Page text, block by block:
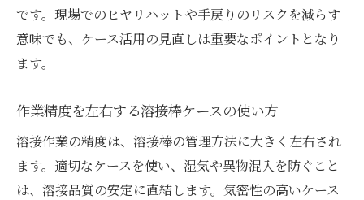
です。現場でのヒヤリハットや手戻りのリスクを減らす
意味でも、ケース活用の見直しは重要なポイントとなり
ます。
作業精度を左右する溶接棒ケースの使い方
溶接作業の精度は、溶接棒の管理方法に大きく左右され
ます。適切なケースを使い、湿気や異物混入を防ぐこと
は、溶接品質の安定に直結します。気密性の高いケース